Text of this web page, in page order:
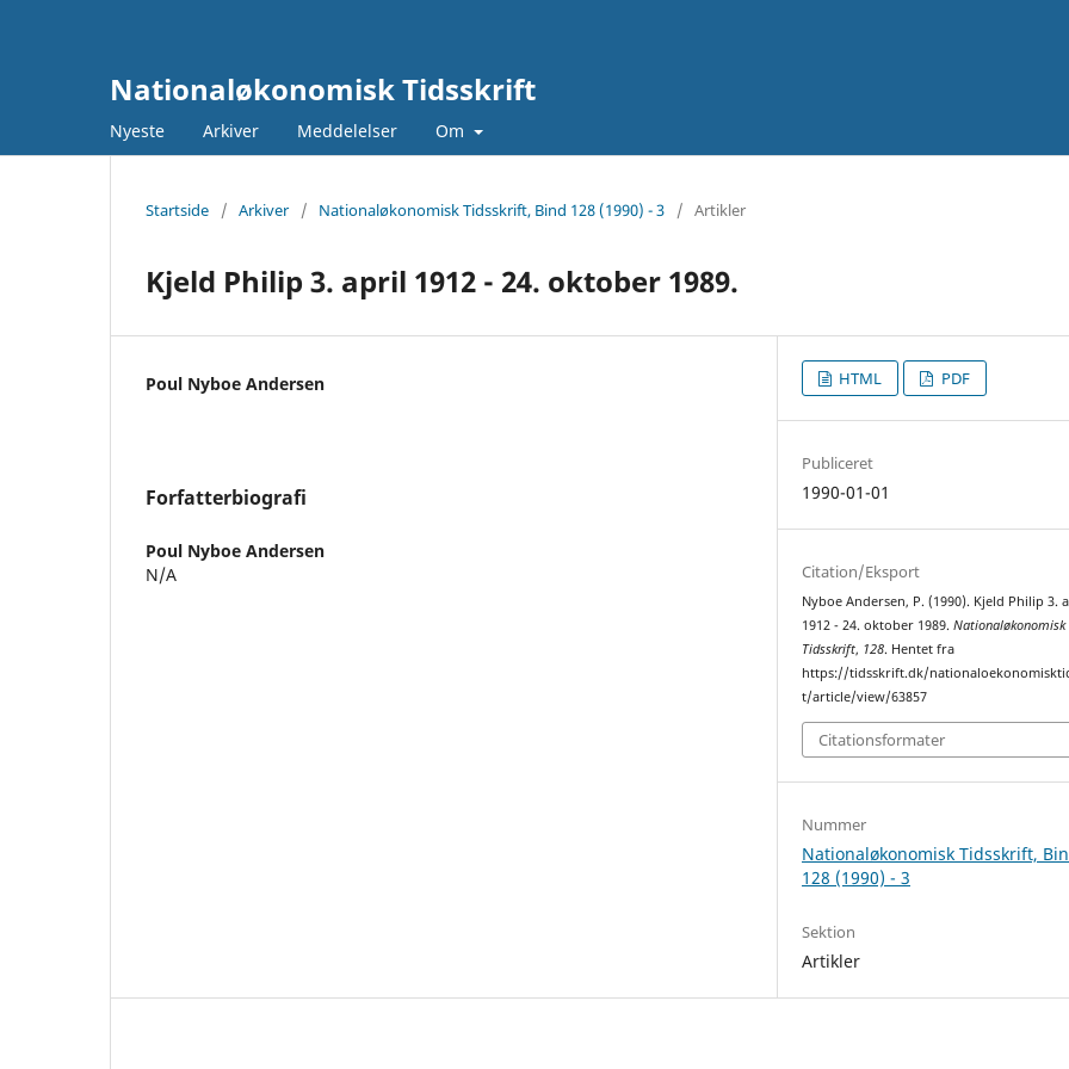
Nationaløkonomisk Tidsskrift
Nyeste Arkiver Meddelelser Om
Startside / Arkiver / Nationaløkonomisk Tidsskrift, Bind 128 (1990) - 3 / Artikler
Kjeld Philip 3. april 1912 - 24. oktober 1989.
Poul Nyboe Andersen
Forfatterbiografi
Poul Nyboe Andersen
N/A
HTML PDF
Publiceret
1990-01-01
Citation/Eksport
Nyboe Andersen, P. (1990). Kjeld Philip 3.
1912 - 24. oktober 1989.Nationaløkonomisk
Tidsskrift, 128. Hentet fra
https://tidsskrift.dk/
t/article/view/63857
Citationsformater
Nummer
Nationaløkonomisk Tidsskrift,
128 (1990) - 3
Sektion
Artikler